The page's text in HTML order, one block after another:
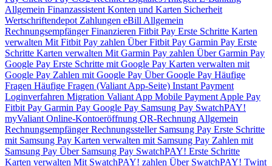
Allgemein Finanzassistent Konten und Karten Sicherheit
Wertschriftendepot Zahlungen eBill Allgemein
RechnungsempfängerFinanzieren Fitbit Pay Erste Schritte Karten
verwalten Mit Fitbit Pay zahlen Über Fitbit Pay Garmin Pay Erste
Schritte Karten verwalten Mit Garmin Pay zahlen Über Garmin Pay
Google Pay Erste Schritte mit Google Pay Karten verwalten mit
Google Pay Zahlen mit Google Pay Über Google Pay Häufige
Fragen Häufige Fragen (Valiant App-Seite) Instant Payment
Loginverfahren Migration Valiant App Mobile Payment Apple Pay
Fitbit Pay Garmin Pay Google Pay Samsung Pay SwatchPAY!
myValiant Online-Kontoeröffnung QR-Rechnung Allgemein
RechnungsempfängerRechnungssteller Samsung Pay Erste Schritte
mit Samsung Pay Karten verwalten mit Samsung Pay Zahlen mit
Samsung Pay Über Samsung Pay SwatchPAY! Erste Schritte
Karten verwalten Mit SwatchPAY! zahlen Über SwatchPAY! Twint